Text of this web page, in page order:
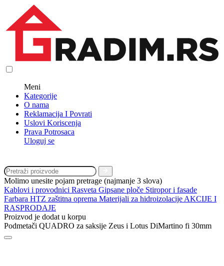
Meni
Kategorije
O nama
Reklamacija I Povrati
Uslovi Koriscenja
Prava Potrosaca
Uloguj se
Molimo unesite pojam pretrage (najmanje 3 slova)
Kablovi i provodnici Rasveta Gipsane ploče Stiropor i fasade
Farbara HTZ zaštitna oprema Materijali za hidroizolacije AKCIJE I
RASPRODAJE
Proizvod je dodat u korpu
Podmetači QUADRO za saksije Zeus i Lotus DiMartino fi 30mm